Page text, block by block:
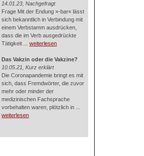
14.01.23, Nachgefragt
Frage Mit der Endung »-bar« lässt
sich bekanntlich in Verbindung mit
einem Verbstamm ausdrücken,
dass die im Verb ausgedrückte
Tätigkeit ... weiterlesen
Das Vakzin oder die Vakzine?
10.05.21, Kurz erklärt
Die Coronapandemie bringt es mit
sich, dass Fremdwörter, die zuvor
mehr oder minder der
medizinischen Fachsprache
vorbehalten waren, plötzlich in ...
weiterlesen